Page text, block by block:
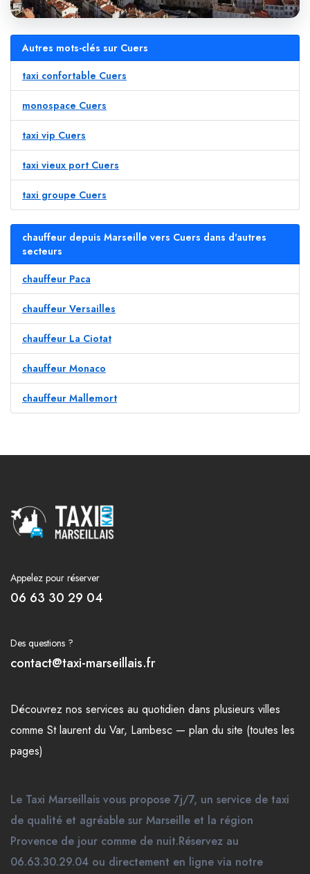
Autres mots-clés sur Cuers
taxi confortable Cuers
monospace Cuers
taxi vip Cuers
taxi vieux port Cuers
taxi groupe Cuers
chauffeur depuis Marseille vers Cuers dans d'autres
secteurs
chauffeur Paca
chauffeur Versailles
chauffeur La Ciotat
chauffeur Monaco
chauffeur Mallemort
Appelez pour réserver
06 63 30 29 04
Des questions ?
contact@taxi-marseillais.fr
Découvrez nos services au quotidien dans plusieurs villes
comme St laurent du Var, Lambesc — plan du site (toutes les
pages)
Le Taxi Marseillais vous propose 7j/7, un service de taxi
de qualité et agréable sur Marseille et la région
Provence de jour comme de nuit.Réservez au
06.63.30.29.04 ou directement en ligne via notre